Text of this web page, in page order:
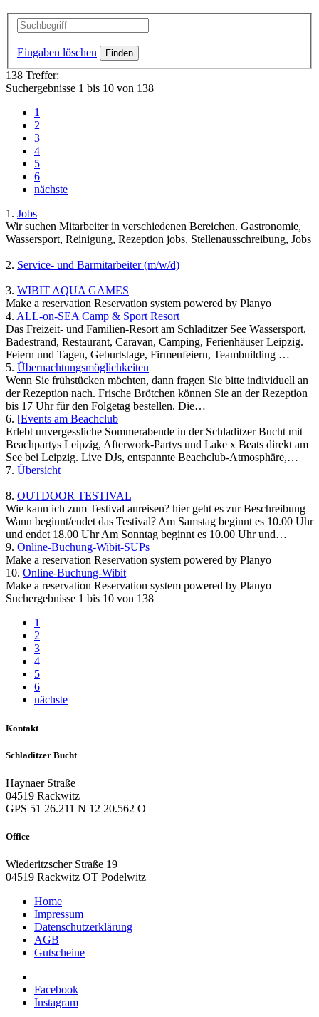
Eingaben löschen
138 Treffer:
Suchergebnisse 1 bis 10 von 138
1
2
3
4
5
6
nächste
1. Jobs
Wir suchen Mitarbeiter in verschiedenen Bereichen. Gastronomie,
Wassersport, Reinigung, Rezeption jobs, Stellenausschreibung, Jobs
2. Service- und Barmitarbeiter (m/w/d)
3. WIBIT AQUA GAMES
Make a reservation Reservation system powered by Planyo
4. ALL-on-SEA Camp & Sport Resort
Das Freizeit- und Familien-Resort am Schladitzer See Wassersport,
Badestrand, Restaurant, Caravan, Camping, Ferienhäuser Leipzig.
Feiern und Tagen, Geburtstage, Firmenfeiern, Teambuilding …
5. Übernachtungsmöglichkeiten
Wenn Sie frühstücken möchten, dann fragen Sie bitte individuell an
der Rezeption nach. Frische Brötchen können Sie an der Rezeption
bis 17 Uhr für den Folgetag bestellen. Die…
6. [Events am Beachclub
Erlebt unvergessliche Sommerabende in der Schladitzer Bucht mit
Beachpartys Leipzig, Afterwork-Partys und Lake x Beats direkt am
See bei Leipzig. Live DJs, entspannte Beachclub-Atmosphäre,…
7. Übersicht
8. OUTDOOR TESTIVAL
Wie kann ich zum Testival anreisen? hier geht es zur Beschreibung
Wann beginnt/endet das Testival? Am Samstag beginnt es 10.00 Uhr
und endet 18.00 Uhr Am Sonntag beginnt es 10.00 Uhr und…
9. Online-Buchung-Wibit-SUPs
Make a reservation Reservation system powered by Planyo
10. Online-Buchung-Wibit
Make a reservation Reservation system powered by Planyo
Suchergebnisse 1 bis 10 von 138
1
2
3
4
5
6
nächste
Kontakt
Schladitzer Bucht
Haynaer Straße
04519 Rackwitz
GPS 51 26.211 N 12 20.562 O
Office
Wiederitzscher Straße 19
04519 Rackwitz OT Podelwitz
Home
Impressum
Datenschutzerklärung
AGB
Gutscheine
Facebook
Instagram